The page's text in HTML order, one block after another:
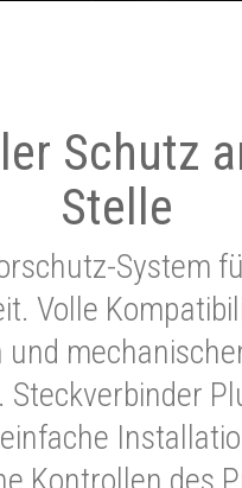
Schutz
Stelle
System
Volle
Steckverbinder